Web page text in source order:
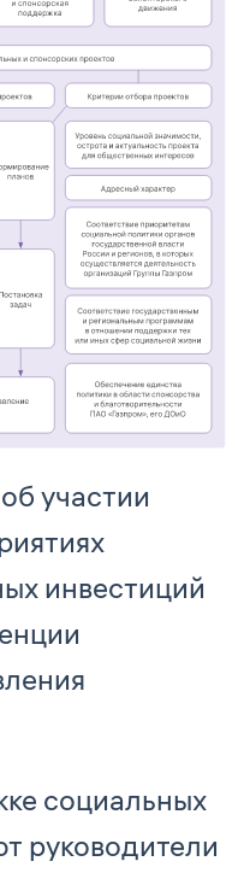
участии
инвестиций
социальных
руководители